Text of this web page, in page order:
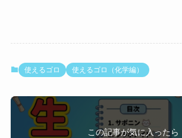
使えるゴロ 使えるゴロ（化学編）
この記事が気に入ったら